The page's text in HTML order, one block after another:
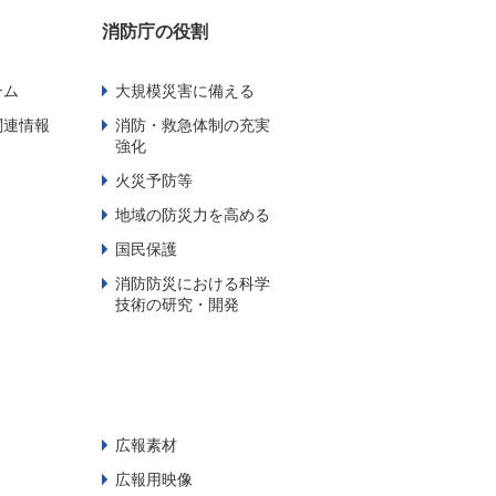
情報
消防庁の役割
大規模災害に備える
消防・救急体制の充実
強化
火災予防等
地域の防災力を高める
国民保護
消防防災における科学
技術の研究・開発
広報素材
広報用映像